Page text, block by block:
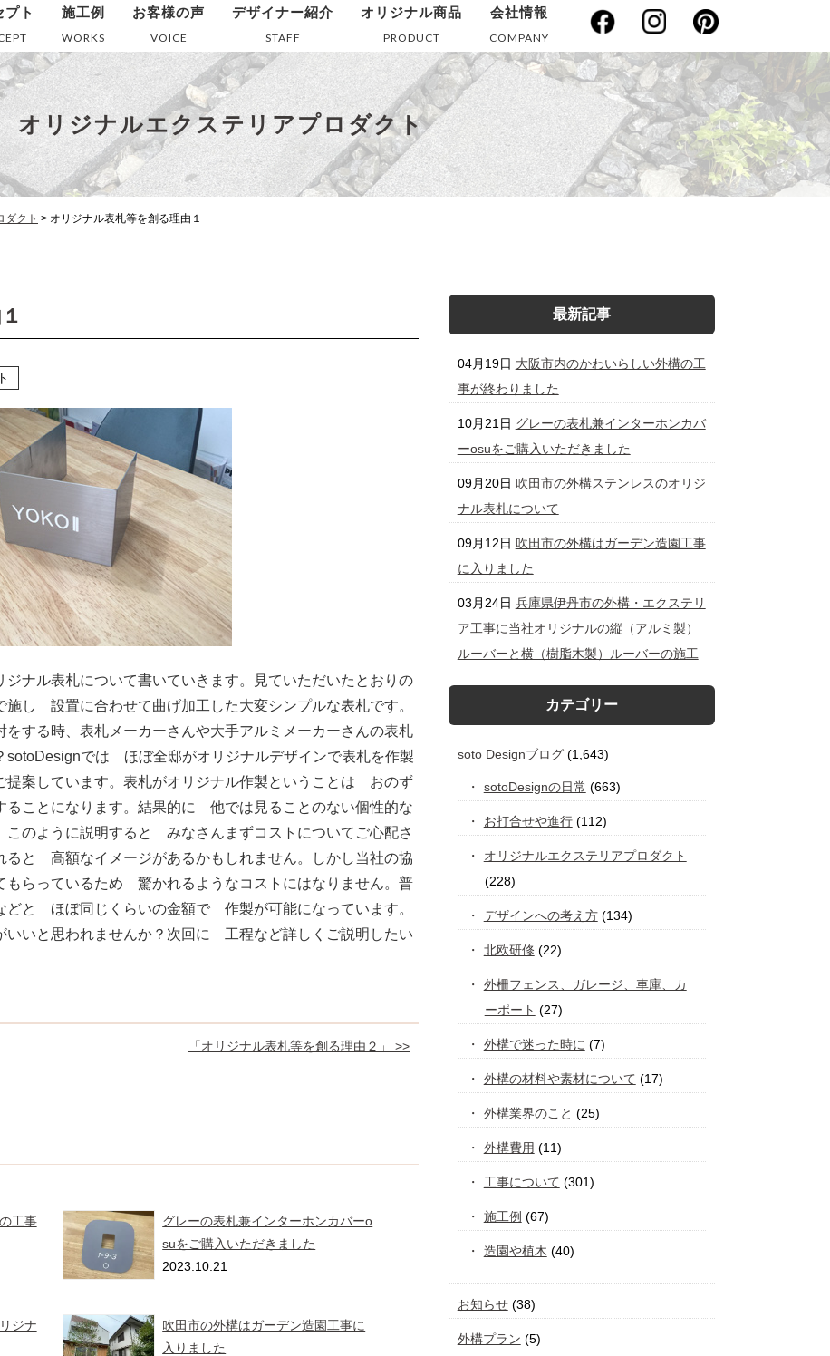
プト 施工例
WORKS
お客様の声
VOICE
デザイナー紹介
STAFF
オリジナル商品
PRODUCT
会社情報
COMPANY
オリジナルエクステリアプロダクト
ダクト > オリジナル表札等を創る理由１
ナル表札について書いていきます。見ていただいたとおりの
施し 設置に合わせて曲げ加工した大変シンプルな表札です。
する時、表札メーカーさんや大手アルミメーカーさんの表札
sotoDesignでは ほぼ全邸がオリジナルデザインで表札を作製
案しています。表札がオリジナル作製ということは おのず
ることになります。結果的に 他では見ることのない個性的な
このように説明すると みなさんまずコストについてご心配さ
ると 高額なイメージがあるかもしれません。しかし当社の協
もらっているため 驚かれるようなコストにはなりません。普
どと ほぼ同じくらいの金額で 作製が可能になっています。
いと思われませんか？次回に 工程など詳しくご説明したい
「オリジナル表札等を創る理由２」 >>
工事
グレーの表札兼インターホンカバーo
suをご購入いただきました
2023.10.21
ジナ
吹田市の外構はガーデン造園工事に
入りました
最新記事
04月19日 大阪市内のかわいらしい外構の工
事が終わりました
10月21日 グレーの表札兼インターホンカバ
ーosuをご購入いただきました
09月20日 吹田市の外構ステンレスのオリジ
ナル表札について
09月12日 吹田市の外構はガーデン造園工事
に入りました
03月24日 兵庫県伊丹市の外構・エクステリ
ア工事に当社オリジナルの縦（アルミ製）
ルーバーと横（樹脂木製）ルーバーの施工
カテゴリー
soto Designブログ(1,643)
sotoDesignの日常 (663)
お打合せや進行(112)
オリジナルエクステリアプロダクト
(228)
デザインへの考え方(134)
北欧研修(22)
外柵フェンス、ガレージ、車庫、カ
ーポート (27)
外構で迷った時に (7)
外構の材料や素材について (17)
外構業界のこと (25)
外構費用 (11)
工事について (301)
施工例 (67)
造園や植木 (40)
お知らせ(38)
外構プラン (5)